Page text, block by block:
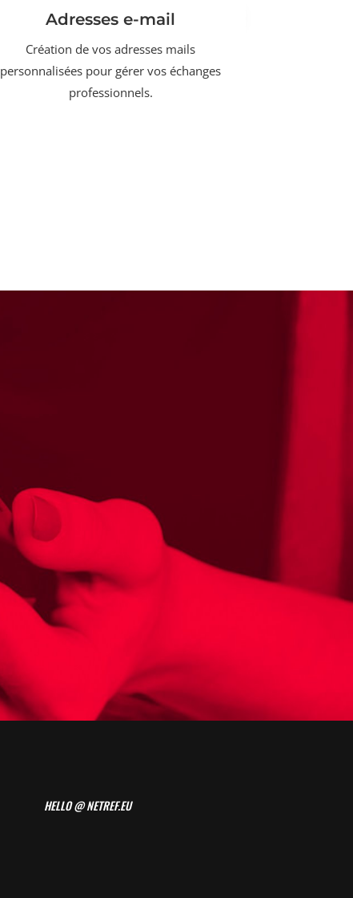
Adresses e-mail
Création de vos adresses mails
personnalisées pour gérer vos échanges
professionnels.
HELLO @ NETREF.EU